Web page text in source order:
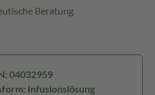
Beratung
04032959
Infusionslösung